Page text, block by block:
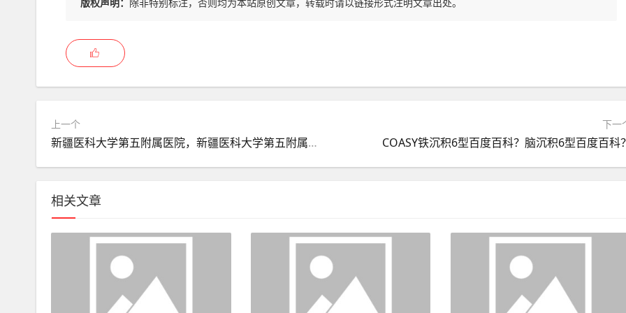
上一个
新疆医科大学第五附属医院，新疆医科大学第五附属医院体检
下一
COASY铁沉积6型百度百科？脑沉积6型百度百科
相关文章